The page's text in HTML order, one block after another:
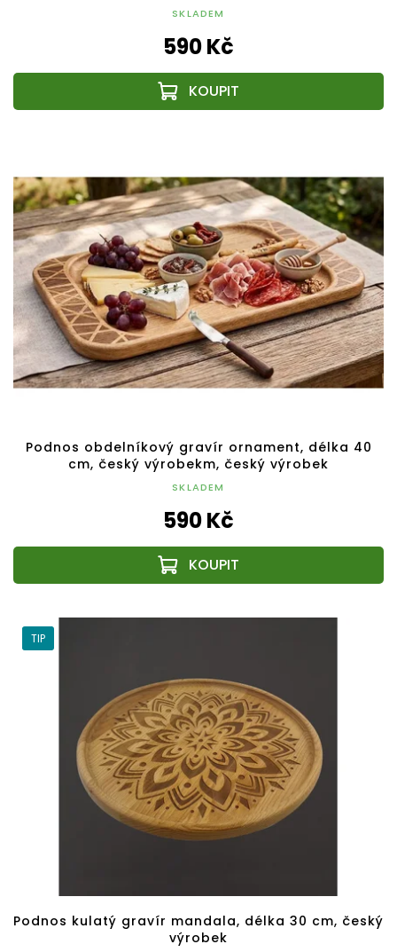
SKLADEM
590 Kč
Podnos obdelníkový gravír ornament, délka 40
cm, český výrobekm, český výrobek
SKLADEM
590 Kč
TIP
Podnos kulatý gravír mandala, délka 30 cm, český
výrobek